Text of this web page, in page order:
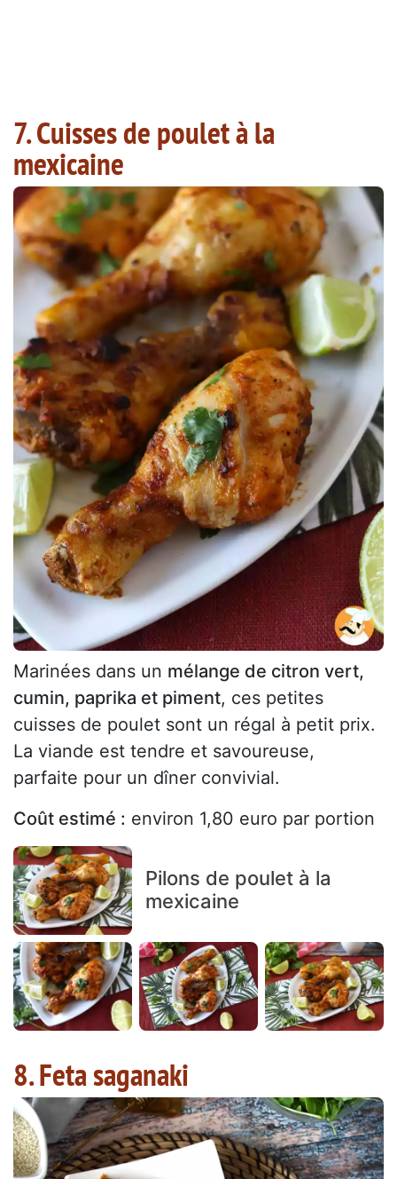
7. Cuisses de poulet à la
mexicaine
Marinées dans un mélange de citron vert,
cumin, paprika et piment, ces petites
cuisses de poulet sont un régal à petit prix.
La viande est tendre et savoureuse,
parfaite pour un dîner convivial.
Coût estimé : environ 1,80 euro par portion
Pilons de poulet à la
mexicaine
8. Feta saganaki